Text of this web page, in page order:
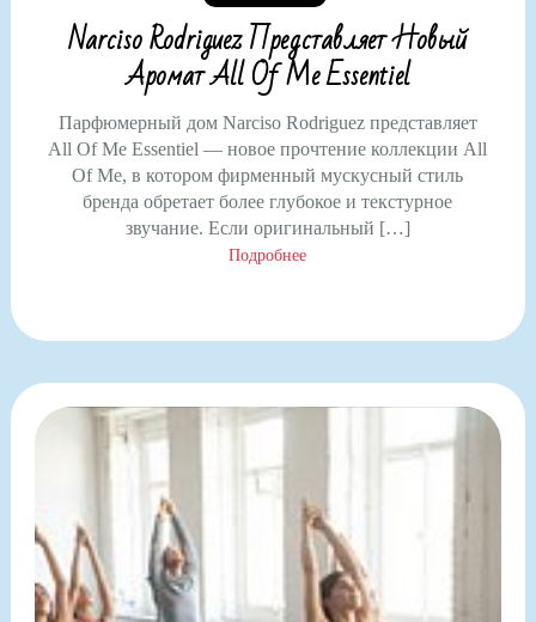
Narciso Rodriguez Представляет Новый
Аромат All Of Me Essentiel
Парфюмерный дом Narciso Rodriguez представляет
All Of Me Essentiel — новое прочтение коллекции All
Of Me, в котором фирменный мускусный стиль
бренда обретает более глубокое и текстурное
звучание. Если оригинальный […]
Подробнее